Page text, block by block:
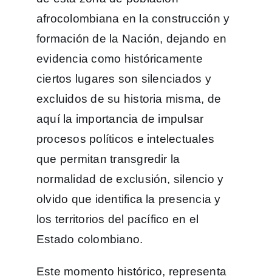
afrocolombiana en la construcción y
formación de la Nación, dejando en
evidencia como históricamente
ciertos lugares son silenciados y
excluidos de su historia misma, de
aquí la importancia de impulsar
procesos políticos e intelectuales
que permitan transgredir la
normalidad de exclusión, silencio y
olvido que identifica la presencia y
los territorios del pacífico en el
Estado colombiano.
Este momento histórico, representa